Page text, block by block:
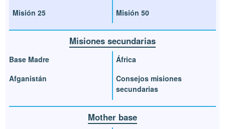
Misión 25
Misión 50
Misiones secundarias
Base Madre
Afganistán
África
Consejos misiones
secundarias
Mother base